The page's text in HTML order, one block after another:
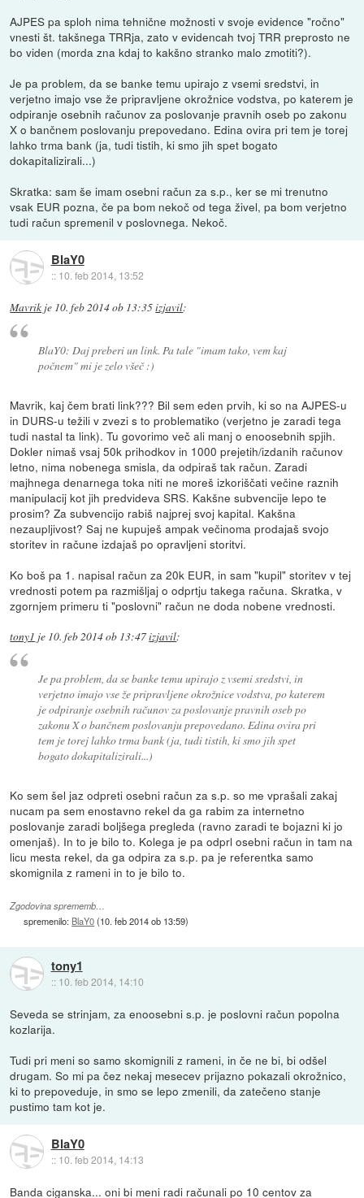
AJPES pa sploh nima tehnične možnosti v svoje evidence "ročno"
vnesti št. takšnega TRRja, zato v evidencah tvoj TRR preprosto ne
bo viden (morda zna kdaj to kakšno stranko malo zmotiti?).
Je pa problem, da se banke temu upirajo z vsemi sredstvi, in
verjetno imajo vse že pripravljene okrožnice vodstva, po katerem je
odpiranje osebnih računov za poslovanje pravnih oseb po zakonu
X o bančnem poslovanju prepovedano. Edina ovira pri tem je torej
lahko trma bank (ja, tudi tistih, ki smo jih spet bogato
dokapitalizirali...)
Skratka: sam še imam osebni račun za s.p., ker se mi trenutno
vsak EUR pozna, če pa bom nekoč od tega živel, pa bom verjetno
tudi račun spremenil v poslovnega. Nekoč.
BlaY0
:: 10. feb 2014, 13:52
Mavrik je 10. feb 2014 ob 13:35izjavil:
BlaY0: Daj preberi un link. Pa tale "imam tako, vem kaj
počnem" mi je zelo všeč :)
Mavrik, kaj čem brati link??? Bil sem eden prvih, ki so na AJPES-u
in DURS-u težili v zvezi s to problematiko (verjetno je zaradi tega
tudi nastal ta link). Tu govorimo več ali manj o enoosebnih spjih.
Dokler nimaš vsaj 50k prihodkov in 1000 prejetih/izdanih računov
letno, nima nobenega smisla, da odpiraš tak račun. Zaradi
majhnega denarnega toka niti ne moreš izkoriščati večine raznih
manipulacij kot jih predvideva SRS. Kakšne subvencije lepo te
prosim? Za subvencijo rabiš najprej svoj kapital. Kakšna
nezaupljivost? Saj ne kupuješ ampak večinoma prodajaš svojo
storitev in račune izdajaš po opravljeni storitvi.
Ko boš pa 1. napisal račun za 20k EUR, in sam "kupil" storitev v tej
vrednosti potem pa razmišljaj o odprtju takega računa. Skratka, v
zgornjem primeru ti "poslovni" račun ne doda nobene vrednosti.
tony1 je 10. feb 2014 ob 13:47izjavil:
Je pa problem, da se banke temu upirajo z vsemi sredstvi, in
verjetno imajo vse že pripravljene okrožnice vodstva, po katerem
je odpiranje osebnih računov za poslovanje pravnih oseb po
zakonu X o bančnem poslovanju prepovedano. Edina ovira pri
tem je torej lahko trma bank (ja, tudi tistih, ki smo jih spet
bogato dokapitalizirali...)
Ko sem šel jaz odpreti osebni račun za s.p. so me vprašali zakaj
nucam pa sem enostavno rekel da ga rabim za internetno
poslovanje zaradi boljšega pregleda (ravno zaradi te bojazni ki jo
omenjaš). In to je bilo to. Kolega je pa odprl osebni račun in tam na
licu mesta rekel, da ga odpira za s.p. pa je referentka samo
skomignila z rameni in to je bilo to.
Zgodovina sprememb…
spremenilo: BlaY0(10. feb 2014 ob 13:59)
tony1
:: 10. feb 2014, 14:10
Seveda se strinjam, za enoosebni s.p. je poslovni račun popolna
kozlarija.
Tudi pri meni so samo skomignili z rameni, in če ne bi, bi odšel
drugam. So mi pa čez nekaj mesecev prijazno pokazali okrožnico,
ki to prepoveduje, in smo se lepo zmenili, da zatečeno stanje
pustimo tam kot je.
BlaY0
:: 10. feb 2014, 14:13
Banda ciganska... oni bi meni radi računali po 10 centov za